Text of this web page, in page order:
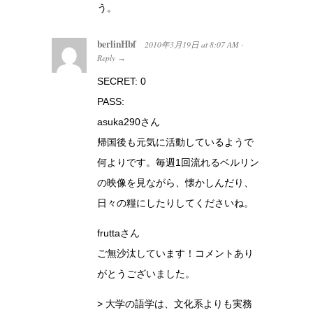
う。
berlinHbf 2010年3月19日 at 8:07 AM ·
Reply →
SECRET: 0
PASS:
asuka290さん
帰国後も元気に活動しているようで
何よりです。毎週1回流れるベルリン
の映像を見ながら、懐かしんだり、
日々の糧にしたりしてくださいね。
fruttaさん
ご無沙汰しています！コメントあり
がとうございました。
> 大学の語学は、文化系よりも実務